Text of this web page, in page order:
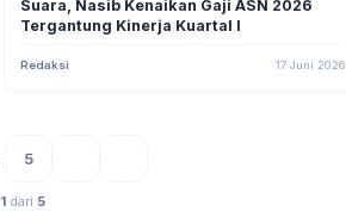
Suara, Nasib Kenaikan Gaji ASN 2026
Tergantung Kinerja Kuartal I
Redaksi 17 Juni 2026
5
1 dari 5